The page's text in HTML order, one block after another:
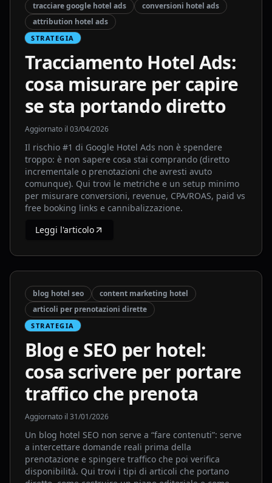
tracciare google hotel ads
conversioni hotel ads
attribution hotel ads
STRATEGIA
Tracciamento Hotel Ads:
cosa misurare per capire
se sta portando diretto
Aggiornato il 03/04/2026
Il rischio #1 di Google Hotel Ads non è spendere
troppo: è non sapere cosa stai comprando (diretto
incrementale o prenotazioni che avresti avuto
comunque). Qui trovi le metriche e un setup minimo
per misurare conversioni, revenue, CPA/ROAS, paid vs
free booking links e cannibalizzazione.
Leggi l'articolo
blog hotel seo
content marketing hotel
articoli per prenotazioni dirette
STRATEGIA
Blog e SEO per hotel:
cosa scrivere per portare
traffico che prenota
Aggiornato il 31/01/2026
Un blog hotel SEO non serve a “fare contenuti”: serve
a intercettare domande reali prima della
prenotazione e spingere traffico che poi verifica
disponibilità. Qui trovi i tipi di articoli che portano